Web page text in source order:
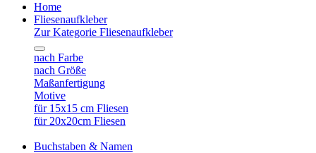
Home
Fliesenaufkleber
Zur Kategorie Fliesenaufkleber
nach Farbe
nach Größe
Maßanfertigung
Motive
für 15x15 cm Fliesen
für 20x20cm Fliesen
Buchstaben & Namen